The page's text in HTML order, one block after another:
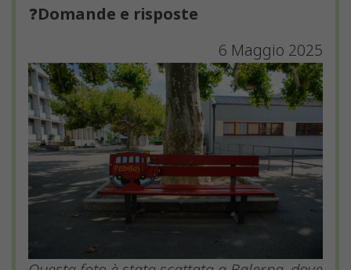
❓Domande e risposte
6 Maggio 2025